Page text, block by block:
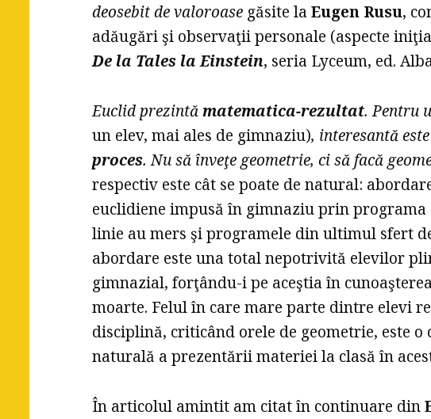
deosebit de valoroase găsite laEugen Rusu,
adăugări şi observaţii personale (aspecte
De la Tales la Einstein, seria Lyceum, ed.
Euclid prezintămatematica-rezultat. Pentru
un elev, mai ales de gimnaziu), interesantă
proces. Nu să înveţe geometrie, ci să facă
respectiv este cât se poate de natural:
euclidiene impusă în gimnaziu prin programa
linie au mers şi programele din ultimul sfert
abordare este una total nepotrivită elevilor
gimnazial, forţându-i pe aceştia în
moarte. Felul în care mare parte dintre elevi
disciplină, criticând orele de geometrie, este o
naturală a prezentării materiei la clasă în
În articolul amintit am citat în continuare din